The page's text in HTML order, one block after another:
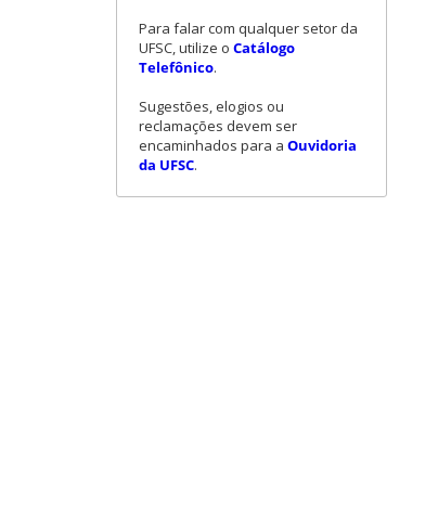
Para falar com qualquer setor da
UFSC, utilize o Catálogo
Telefônico.
Sugestões, elogios ou
reclamações devem ser
encaminhados para a Ouvidoria
da UFSC.